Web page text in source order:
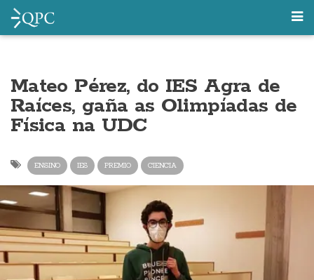
Mateo Pérez, do IES Agra de
Raíces, gaña as Olimpíadas de
Física na UDC
ENSINO IES PREMIO CIENCIA